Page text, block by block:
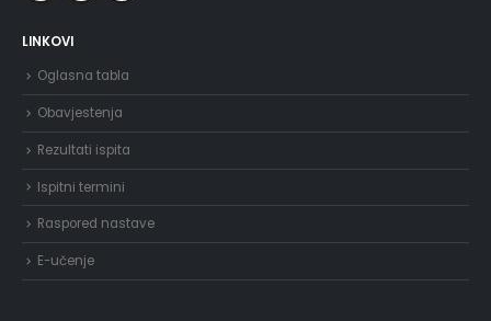
LINKOVI
Oglasna tabla
Obavjestenja
Rezultati ispita
Ispitni termini
Raspored nastave
E-učenje